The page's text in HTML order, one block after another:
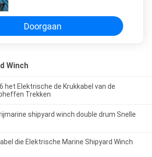
Doorgaan
Winch
het Elektrische de Krukkabel van de
Trekken
shipyard winch double drum Snelle
die Elektrische Marine Shipyard Winch